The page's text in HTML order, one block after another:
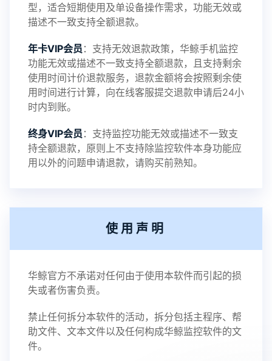
型，适合短期使用及单设备操作需求，功能无效或
描述不一致支持全额退款。
年卡VIP会员 ：支持无效退款政策，华鲸手机监控
功能无效或描述不一致支持全额退款，且支持剩余
使用时间计价退款服务，退款金额将会按照剩余使
用时间进行计算，向在线客服提交退款申请后24小
时内到账。
终身VIP会员 ：支持监控功能无效或描述不一致支
持全额退款，原则上不支持除监控软件本身功能应
用以外的问题申请退款，请购买前熟知。
使用声明
华鲸官方不承诺对任何由于使用本软件而引起的损
失或者伤害负责。
禁止任何拆分本软件的活动，拆分包括主程序、帮
助文件、文本文件以及任何构成华鲸监控软件的文
件。